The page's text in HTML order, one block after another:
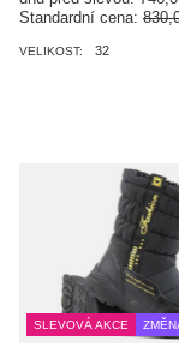
Standardní cena:
VELIKOST: 32
SLEVOVÁ AKCE